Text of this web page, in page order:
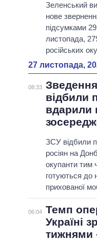
Зеленський
нове
підсумками 29
листопада,
російських
27 листопада,
08:33
відбили
вдарили
ЗСУ відбили
росіян на
окупанти тим
готуються до
прихованої
06:04 Темп
Україні
тижнями